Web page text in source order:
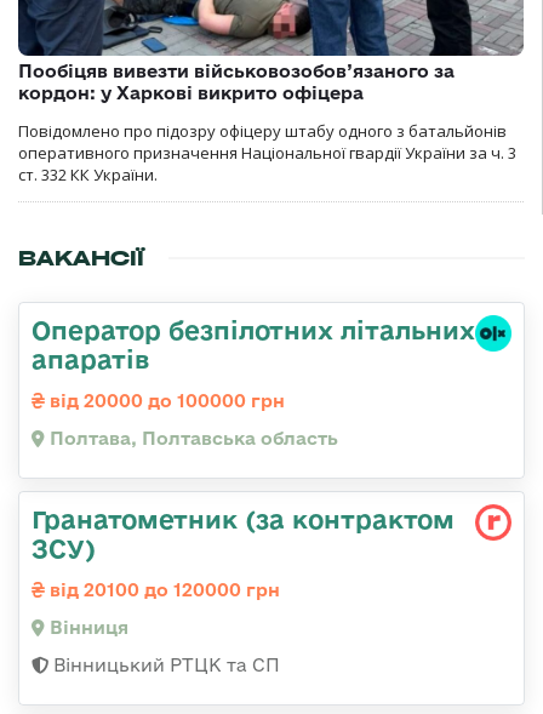
Пообіцяв вивезти військовозобов’язаного за
кордон: у Харкові викрито офіцера
Повідомлено про підозру офіцеру штабу одного з батальйонів
оперативного призначення Національної гвардії України за ч. 3
ст. 332 КК України.
ВАКАНСІЇ
Оператор безпілотних літальних
апаратів
від 20000 до 100000 грн
Полтава, Полтавська область
Гранатометник (за контрактом
ЗСУ)
від 20100 до 120000 грн
Вінниця
Вінницький РТЦК та СП